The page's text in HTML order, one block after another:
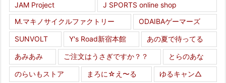
JAM Project
J SPORTS online shop
M.マキノサイクルファクトリー
ODAIBAゲーマーズ
SUNVOLT Y's Road新宿本館 あの夏で待ってる
あみあみ ご注文はうさぎですか？？ とらのあな
のらいもストア まろに☆え〜る ゆるキャン△